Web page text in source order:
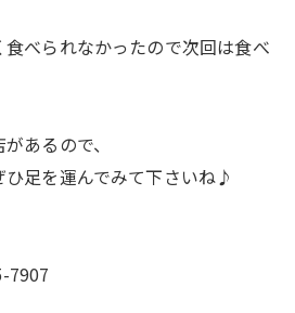
べられなかったので次回は食べ
あるので、
足を運んでみて下さいね♪
7907